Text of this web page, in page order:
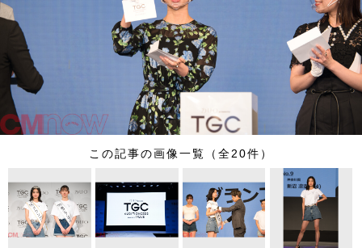
この記事の画像一覧（全20件）